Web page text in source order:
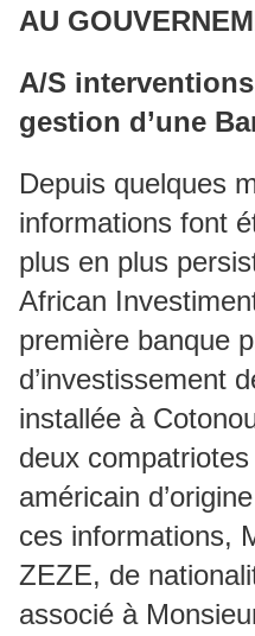
AU
A/S
gestion d’une
Depuis quelques
informations font
plus en plus
African
première banque
d’investissement
installée à
deux
américain
ces informations,
ZEZE, de
associé à